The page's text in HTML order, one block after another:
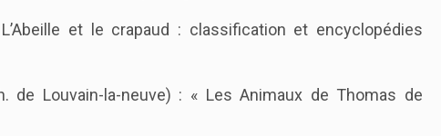
et le crapaud : classification et encyclopédies
de Louvain-la-neuve) : « Les Animaux de Thomas de